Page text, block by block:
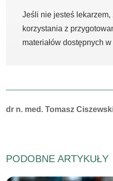
Jeśli nie jesteś lekarzem,
korzystania z
materiałów dostępnych w
Autorzy:
dr n. med. Tomasz
PODOBNE ARTYKUŁY